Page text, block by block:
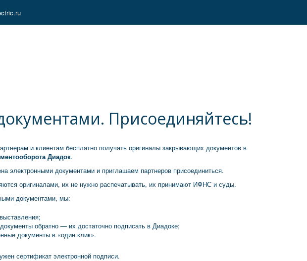
Присоединяйтесь!
и клиентам бесплатно получать оригиналы закрывающих документов в
Диадок.
электронными документами и приглашаем партнеров присоединиться.
оригиналами, их не нужно распечатывать, их принимают ИФНС и суды.
документами, мы:
обратно — их достаточно подписать в Диадоке;
документы в «один клик».
сертификат электронной подписи.